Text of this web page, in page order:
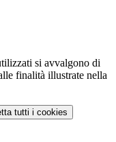
si avvalgono di
finalità illustrate nella
tutti i cookies